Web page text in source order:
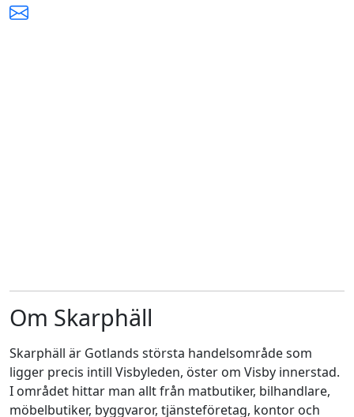
Om Skarphäll
Skarphäll är Gotlands största handelsområde som
ligger precis intill Visbyleden, öster om Visby innerstad.
I området hittar man allt från matbutiker, bilhandlare,
möbelbutiker, byggvaror, tjänsteföretag, kontor och